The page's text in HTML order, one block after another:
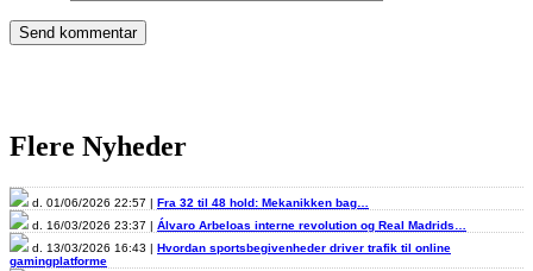
Flere Nyheder
d. 01/06/2026 22:57 | Fra 32 til 48 hold: Mekanikken bag…
d. 16/03/2026 23:37 | Álvaro Arbeloas interne revolution og Real Madrids…
d. 13/03/2026 16:43 | Hvordan sportsbegivenheder driver trafik til online
gamingplatforme